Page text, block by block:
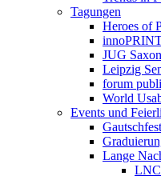
Tagungen
Heroes of
JUG
Leipzig
forum
World
Events und
Gautschfest
Lange